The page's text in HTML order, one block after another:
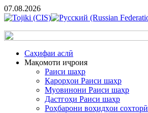
07.08.2026
Cаҳифаи аслӣ
Мақомоти иҷроия
Раиси шаҳр
Қарорҳои Раиси шаҳр
Муовинони Раиси шаҳр
Дастгоҳи Раиси шаҳр
Роҳбарони воҳидҳои сохторӣ